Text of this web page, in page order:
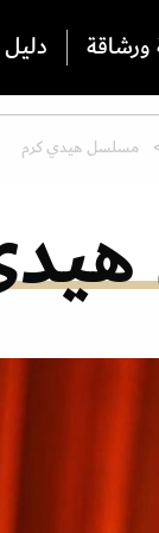
دليل
مسلسل هيدي كرم